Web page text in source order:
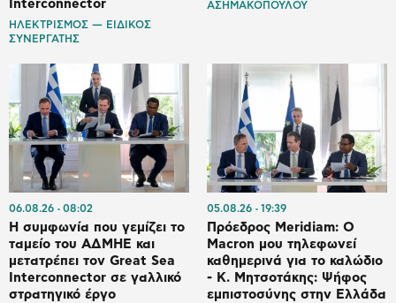
Interconnector
ΗΛΕΚΤΡΙΣΜΟΣ — ΕΙΔΙΚΟΣ
ΣΥΝΕΡΓΑΤΗΣ
ΑΣΗΜΑΚΟΠΟΥΛΟΥ
06.08.26 08:02
Η συμφωνία που γεμίζει το
ταμείο του ΑΔΜΗΕ και
μετατρέπει τον Great Sea
Interconnector σε γαλλικό
στρατηγικό έργο
05.08.26 19:39
Πρόεδρος Meridiam: Ο
Macron μου τηλεφωνεί
καθημερινά για το καλώδιο
- K. Μητσοτάκης: Ψήφος
εμπιστοσύνης στην Ελλάδα